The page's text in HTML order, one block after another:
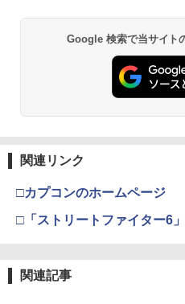
Google 検索で当サイト
関連リンク
□カプコンのホームページ
□「ストリートファイター6
関連記事